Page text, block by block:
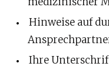
Hinweise auf
Ihre